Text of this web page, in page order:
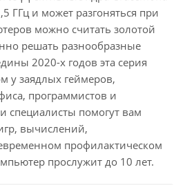
ГГц и может разгоняться при
можно считать золотой
решать разнообразные
2020-х годов эта серия
у заядлых геймеров,
программистов и
специалисты помогут вам
вычислений,
профилактическом
прослужит до 10 лет.